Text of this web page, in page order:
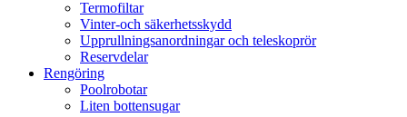
Termofiltar
Vinter-och säkerhetsskydd
Upprullningsanordningar och teleskoprör
Reservdelar
Rengöring
Poolrobotar
Liten bottensugar